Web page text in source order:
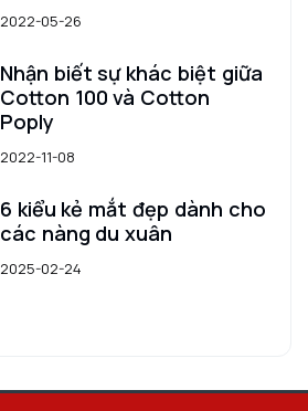
2022-05-26
Nhận biết sự khác biệt giữa
Cotton 100 và Cotton
Poply
2022-11-08
6 kiểu kẻ mắt đẹp dành cho
các nàng du xuân
2025-02-24